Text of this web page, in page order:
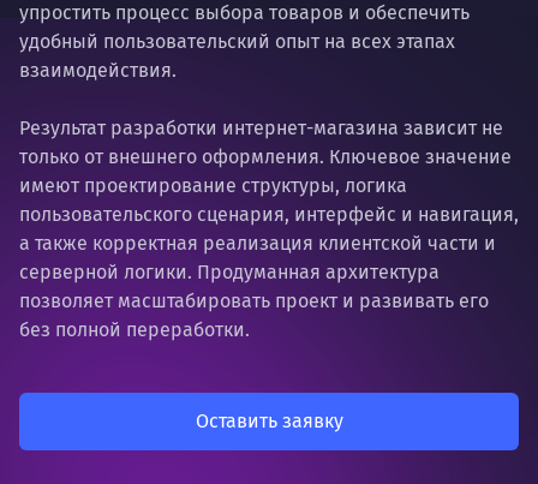
упростить процесс выбора товаров и обеспечить
удобный пользовательский опыт на всех этапах
взаимодействия.
Результат разработки интернет-магазина зависит не
только от внешнего оформления. Ключевое значение
имеют проектирование структуры, логика
пользовательского сценария, интерфейс и навигация,
а также корректная реализация клиентской части и
серверной логики. Продуманная архитектура
позволяет масштабировать проект и развивать его
без полной переработки.
Оставить заявку